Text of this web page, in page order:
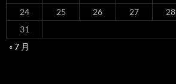
24
25 26 27 28
31
« 7 月